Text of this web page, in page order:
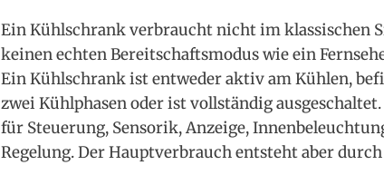
Ein Kühlschrank verbraucht nicht im klassischen
keinen echten Bereitschaftsmodus wie ein
Ein Kühlschrank ist entweder aktiv am Kühlen,
zwei Kühlphasen oder ist vollständig
für Steuerung, Sensorik, Anzeige,
Regelung. Der Hauptverbrauch entsteht aber